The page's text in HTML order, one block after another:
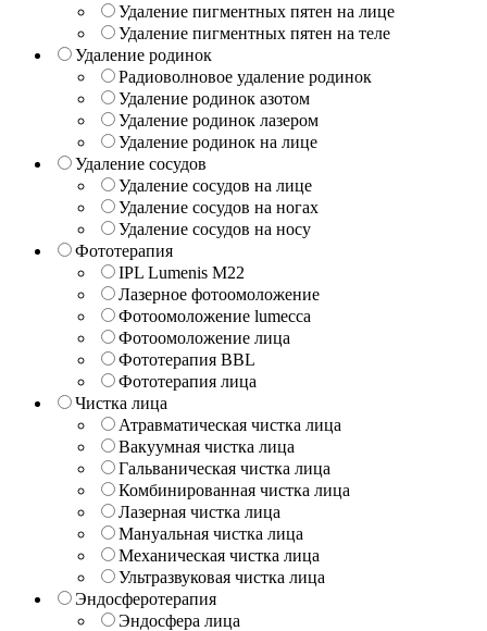
Удаление пигментных пятен на лице
Удаление пигментных пятен на теле
Удаление родинок
Радиоволновое удаление родинок
Удаление родинок азотом
Удаление родинок лазером
Удаление родинок на лице
Удаление сосудов
Удаление сосудов на лице
Удаление сосудов на ногах
Удаление сосудов на носу
Фототерапия
IPL Lumenis M22
Лазерное фотоомоложение
Фотоомоложение lumecca
Фотоомоложение лица
Фототерапия BBL
Фототерапия лица
Чистка лица
Атравматическая чистка лица
Вакуумная чистка лица
Гальваническая чистка лица
Комбинированная чистка лица
Лазерная чистка лица
Мануальная чистка лица
Механическая чистка лица
Ультразвуковая чистка лица
Эндосферотерапия
Эндосфера лица